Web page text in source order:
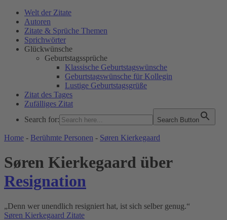
Welt der Zitate
Autoren
Zitate & Sprüche Themen
Sprichwörter
Glückwünsche
Geburtstagssprüche
Klassische Geburtstagswünsche
Geburtstagswünsche für Kollegin
Lustige Geburtstagsgrüße
Zitat des Tages
Zufälliges Zitat
Search for:
Search Button
WELT DER ZITATE
Home - Berühmte Personen - Søren Kierkegaard
Søren Kierkegaard über
Resignation
„Denn wer unendlich resigniert hat, ist sich selber genug.“
Søren Kierkegaard Zitate